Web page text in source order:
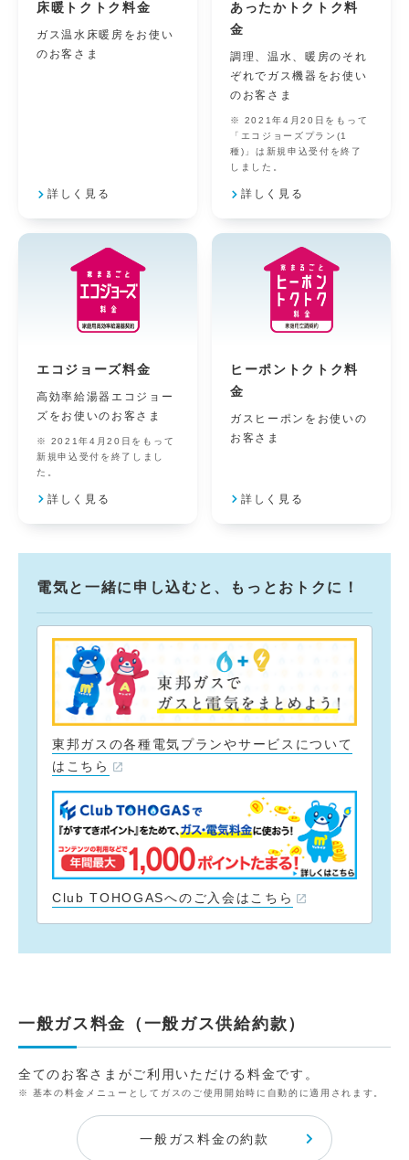
床暖トクトク料金
ガス温水床暖房をお使い
のお客さま
詳しく見る
あったかトクトク料
金
調理、温水、暖房のそれ
ぞれでガス機器をお使い
のお客さま
2021年4月20日をもって
「エコジョーズプラン(1
種)」は新規申込受付を終了
しました。
詳しく見る
エコジョーズ料金
高効率給湯器エコジョー
ズをお使いのお客さま
2021年4月20日をもって
新規申込受付を終了しまし
た。
詳しく見る
ヒーポントクトク料
金
ガスヒーポンをお使いの
お客さま
詳しく見る
電気と一緒に申し込むと、もっとおトクに！
東邦ガスの各種電気プランやサービスについて
はこちら
Club TOHOGASへのご入会はこちら
一般ガス料金（一般ガス供給約款）
全てのお客さまがご利用いただける料金です。
基本の料金メニューとしてガスのご使用開始時に自動的に適用されます。
一般ガス料金の約款